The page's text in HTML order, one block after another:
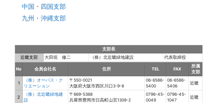
中国・四国支部
九州・沖縄支部
支部長
近畿支部
大田垣 修二 （株）北近畿緑地建設 代表取締役
No 会員会社名 住所 TEL FAX
所属
支部
1
（株）オーパス・ク
リエーション
〒550-0021
大阪府大阪市西区川口3-9-8
06-6586-
5400
06-6586-
5406
近畿
2
（株）北近畿緑地建
設
〒669-5368
兵庫県豊岡市日高町山宮1309-2
0796-45-
0049
0796-45-
1047
近畿